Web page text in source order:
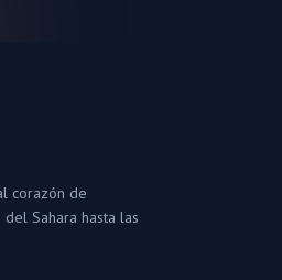
corazón de
Sahara hasta las